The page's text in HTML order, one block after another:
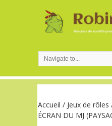
Accueil / Jeux de rôles
ÉCRAN DU MJ